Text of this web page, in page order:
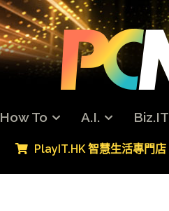
How To A.I. Biz.IT
PlayIT.HK 智慧生活專門店